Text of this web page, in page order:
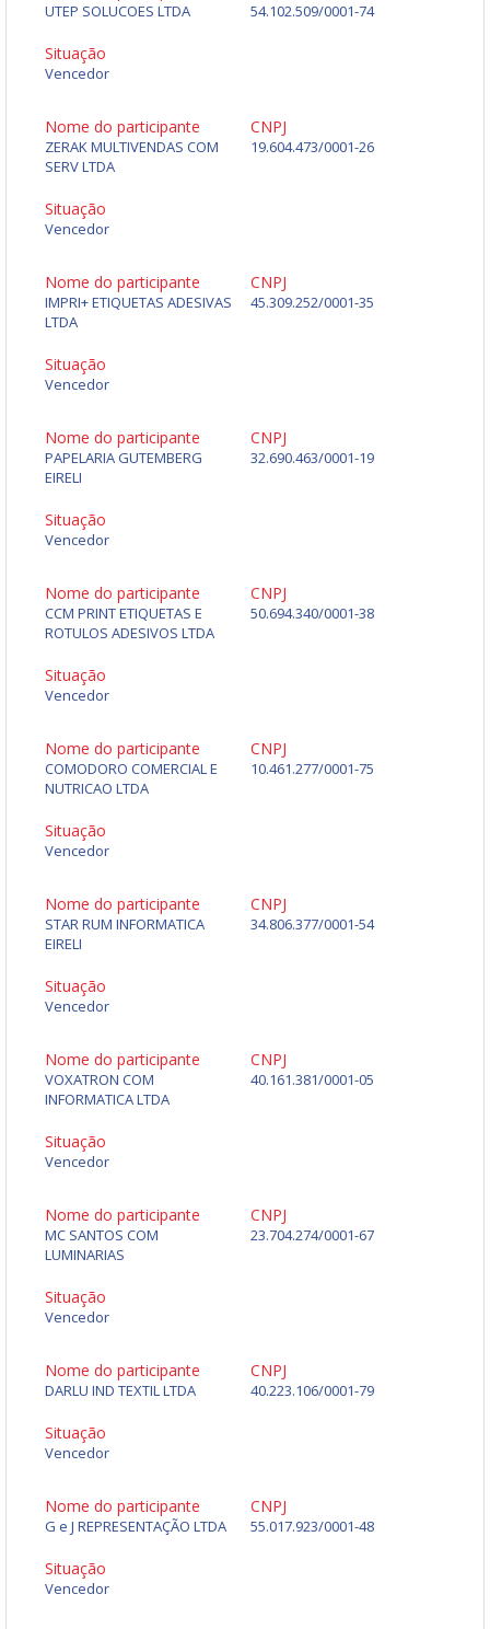
UTEP SOLUCOES LTDA 54.102.509/0001-74
Situação
Vencedor
Nome do participante
ZERAK MULTIVENDAS COM
SERV LTDA
CNPJ
19.604.473/0001-26
Situação
Vencedor
Nome do participante
IMPRI+ ETIQUETAS ADESIVAS
LTDA
CNPJ
45.309.252/0001-35
Situação
Vencedor
Nome do participante
PAPELARIA GUTEMBERG
EIRELI
CNPJ
32.690.463/0001-19
Situação
Vencedor
Nome do participante
CCM PRINT ETIQUETAS E
ROTULOS ADESIVOS LTDA
CNPJ
50.694.340/0001-38
Situação
Vencedor
Nome do participante
COMODORO COMERCIAL E
NUTRICAO LTDA
CNPJ
10.461.277/0001-75
Situação
Vencedor
Nome do participante
STAR RUM INFORMATICA
EIRELI
CNPJ
34.806.377/0001-54
Situação
Vencedor
Nome do participante
VOXATRON COM
INFORMATICA LTDA
CNPJ
40.161.381/0001-05
Situação
Vencedor
Nome do participante
MC SANTOS COM
LUMINARIAS
CNPJ
23.704.274/0001-67
Situação
Vencedor
Nome do participante
DARLU IND TEXTIL LTDA
CNPJ
40.223.106/0001-79
Situação
Vencedor
Nome do participante
G e J REPRESENTAÇÃO LTDA
CNPJ
55.017.923/0001-48
Situação
Vencedor